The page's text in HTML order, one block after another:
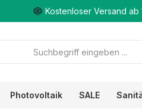
Kostenloser Versand ab
Photovoltaik SALE